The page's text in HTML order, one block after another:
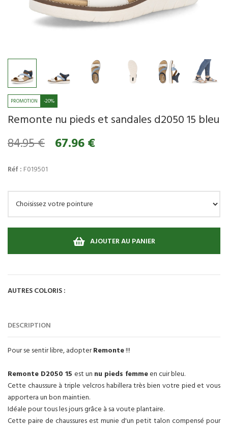
-20%
Remonte nu pieds et sandales d2050 15 bleu
84.95 € 67.96 €
Réf : F019501
AJOUTER AU PANIER
AUTRES COLORIS :
DESCRIPTION
Pour se sentir libre, adopterRemonte!!!
Remonte D2050 15 est un nu pieds femmeen cuir bleu.
Cette chaussure à triple velcros habillera très bien votre pied et vous
apportera un bon maintien.
Idéale pour tous les jours grâce à sa voute plantaire.
Cette paire de chaussures est munie d'un petit talon compensé pour